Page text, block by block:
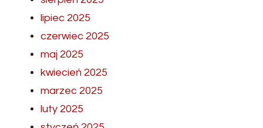
lipiec 2025
czerwiec 2025
maj 2025
kwiecień 2025
marzec 2025
luty 2025